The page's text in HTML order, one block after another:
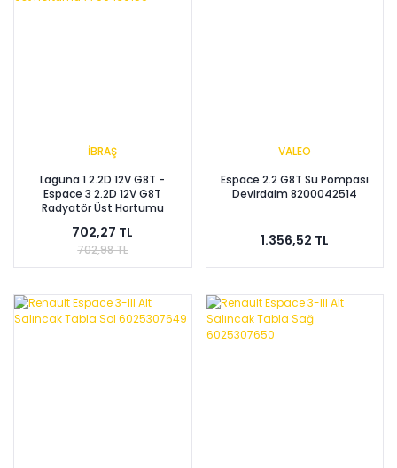
İBRAŞ
Laguna 1 2.2D 12V G8T -
Espace 3 2.2D 12V G8T
Radyatör Üst Hortumu
702,27 TL
702,98 TL
VALEO
Espace 2.2 G8T Su Pompası
Devirdaim 8200042514
1.356,52 TL